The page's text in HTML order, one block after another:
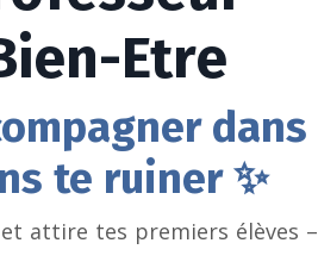
Etre
dans
te ruiner ✨
attire tes premiers élèves –